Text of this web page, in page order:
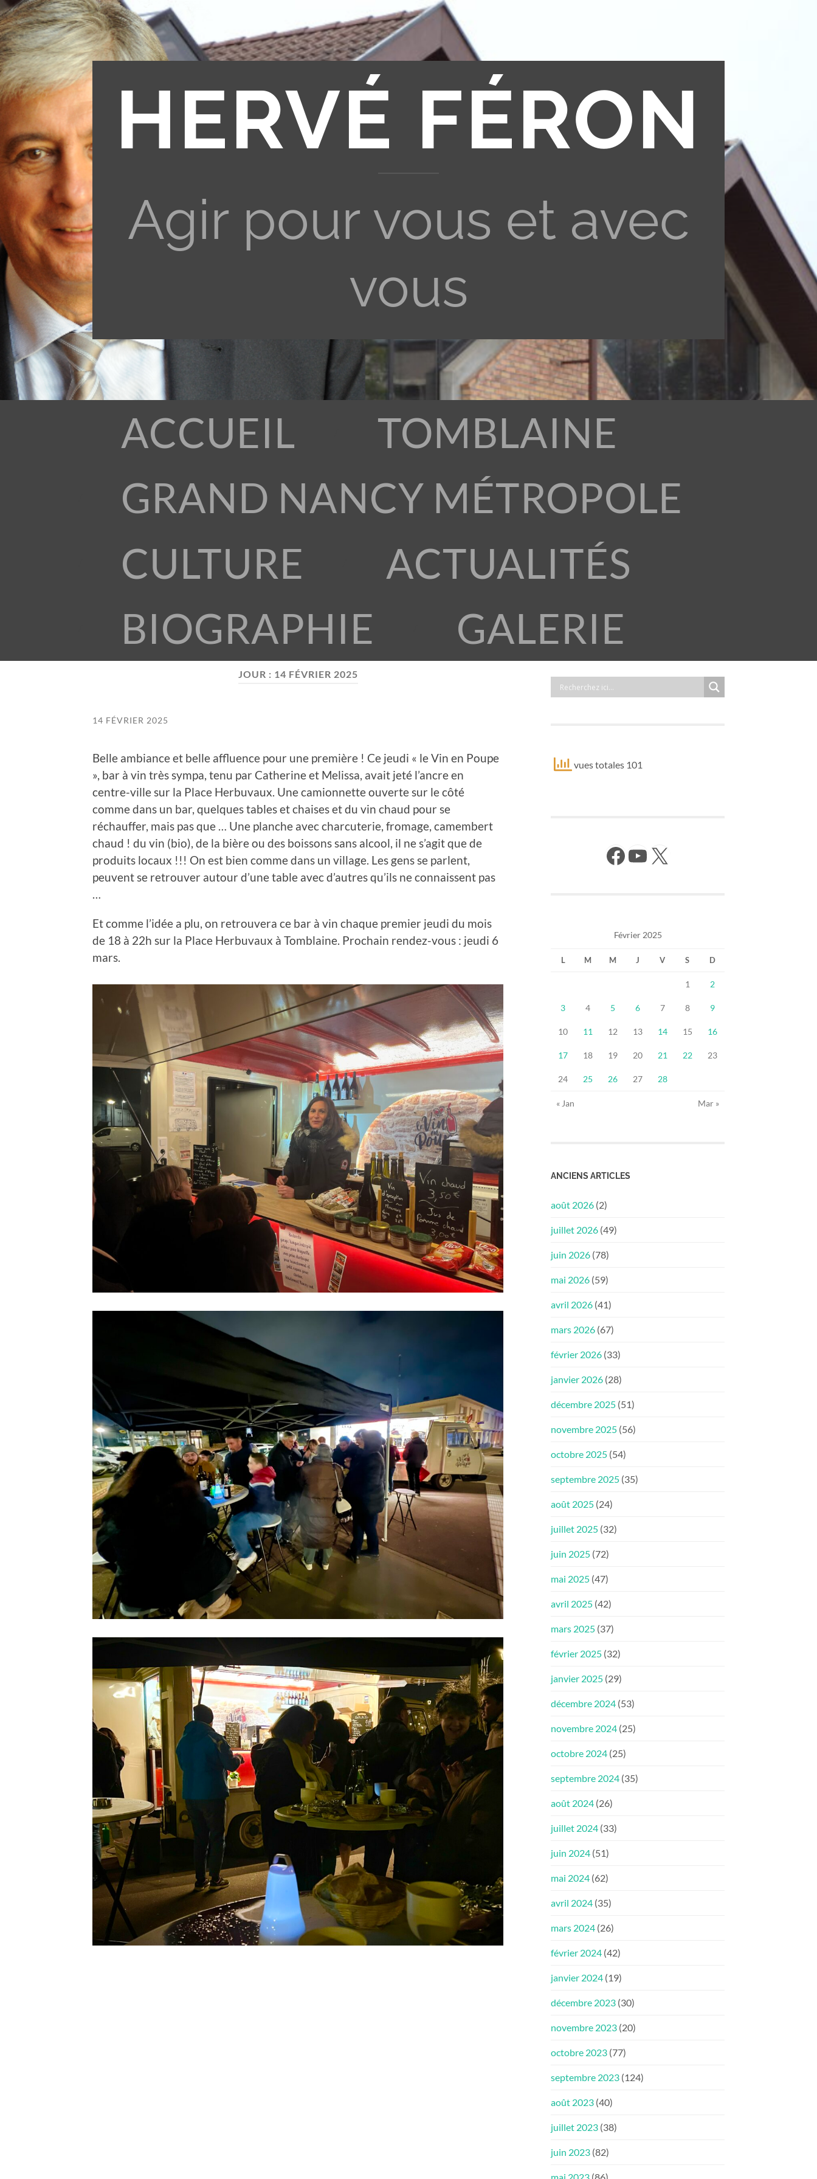
HERVÉ FÉRON
Agir pour vous et avec
vous
ACCUEIL
TOMBLAINE
GRAND NANCY MÉTROPOLE
CULTURE
ACTUALITÉS
BIOGRAPHIE
GALERIE
JOUR : 14 FÉVRIER 2025
14 FÉVRIER 2025
Belle ambiance et belle affluence pour une première ! Ce jeudi « le Vin en Poupe
», bar à vin très sympa, tenu par Catherine et Melissa, avait jeté l’ancre en
centre-ville sur la Place Herbuvaux. Une camionnette ouverte sur le côté
comme dans un bar, quelques tables et chaises et du vin chaud pour se
réchauffer, mais pas que … Une planche avec charcuterie, fromage, camembert
chaud ! du vin (bio), de la bière ou des boissons sans alcool, il ne s’agit que de
produits locaux !!! On est bien comme dans un village. Les gens se parlent,
peuvent se retrouver autour d’une table avec d’autres qu’ils ne connaissent pas
…
Et comme l’idée a plu, on retrouvera ce bar à vin chaque premier jeudi du mois
de 18 à 22h sur la Place Herbuvaux à Tomblaine. Prochain rendez-vous : jeudi 6
mars.
vues totales 101
Facebook YouTube X
Février 2025
L M M J V S D
1 2
3 4 5 6 7 8 9
10 11 12 13 14 15 16
17 18 19 20 21 22 23
24 25 26 27 28
« Jan Mar »
ANCIENS ARTICLES
août 2026 (2)
juillet 2026 (49)
juin 2026 (78)
mai 2026 (59)
avril 2026 (41)
mars 2026 (67)
février 2026 (33)
janvier 2026 (28)
décembre 2025 (51)
novembre 2025 (56)
octobre 2025 (54)
septembre 2025 (35)
août 2025 (24)
juillet 2025 (32)
juin 2025 (72)
mai 2025 (47)
avril 2025 (42)
mars 2025 (37)
février 2025 (32)
janvier 2025 (29)
décembre 2024 (53)
novembre 2024 (25)
octobre 2024 (25)
septembre 2024 (35)
août 2024 (26)
juillet 2024 (33)
juin 2024 (51)
mai 2024 (62)
avril 2024 (35)
mars 2024 (26)
février 2024 (42)
janvier 2024 (19)
décembre 2023 (30)
novembre 2023 (20)
octobre 2023 (77)
septembre 2023 (124)
août 2023 (40)
juillet 2023 (38)
juin 2023 (82)
mai 2023 (86)